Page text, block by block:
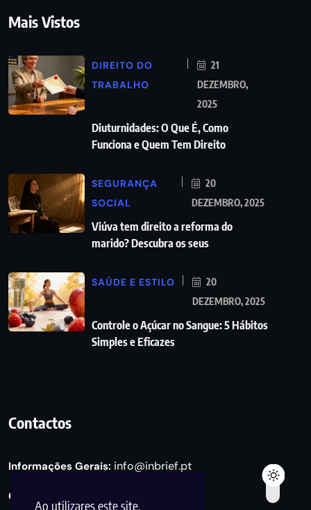
Ao utilizares este site,
Mais Vistos
DIREITO DO
TRABALHO
21
DEZEMBRO,
2025
Diuturnidades: O Que É, Como
Funciona e Quem Tem Direito
SEGURANÇA
SOCIAL
20
DEZEMBRO, 2025
Viúva tem direito a reforma do
marido? Descubra os seus
SAÚDE E ESTILO
20
DEZEMBRO, 2025
Controle o Açúcar no Sangue: 5 Hábitos
Simples e Eficazes
Contactos
Informações Gerais: info@inbrief.pt
Consultas de Marketing e Parcerias: